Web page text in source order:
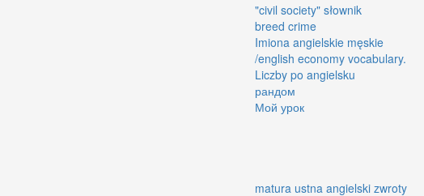
"civil society" słownik
breed crime
Imiona angielskie męskie
/english economy vocabulary.
Liczby po angielsku
рандом
Мой урок
matura ustna angielski zwroty